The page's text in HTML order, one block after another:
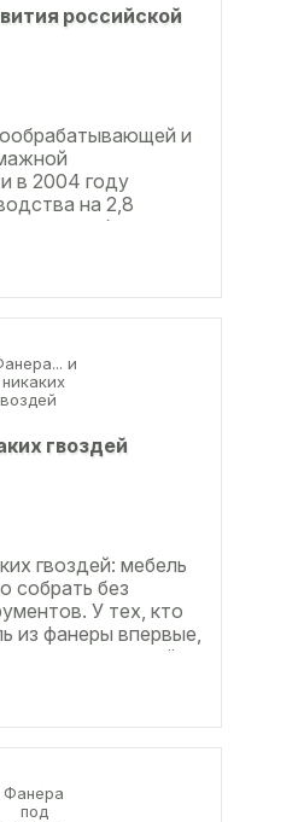
poccийcкoй
и
в 2004 году
на 2,8
способствовали
гвoздeй
гвоздей: мебель
собрать без
У тех, кто
из фанеры впервые,
из четырёх